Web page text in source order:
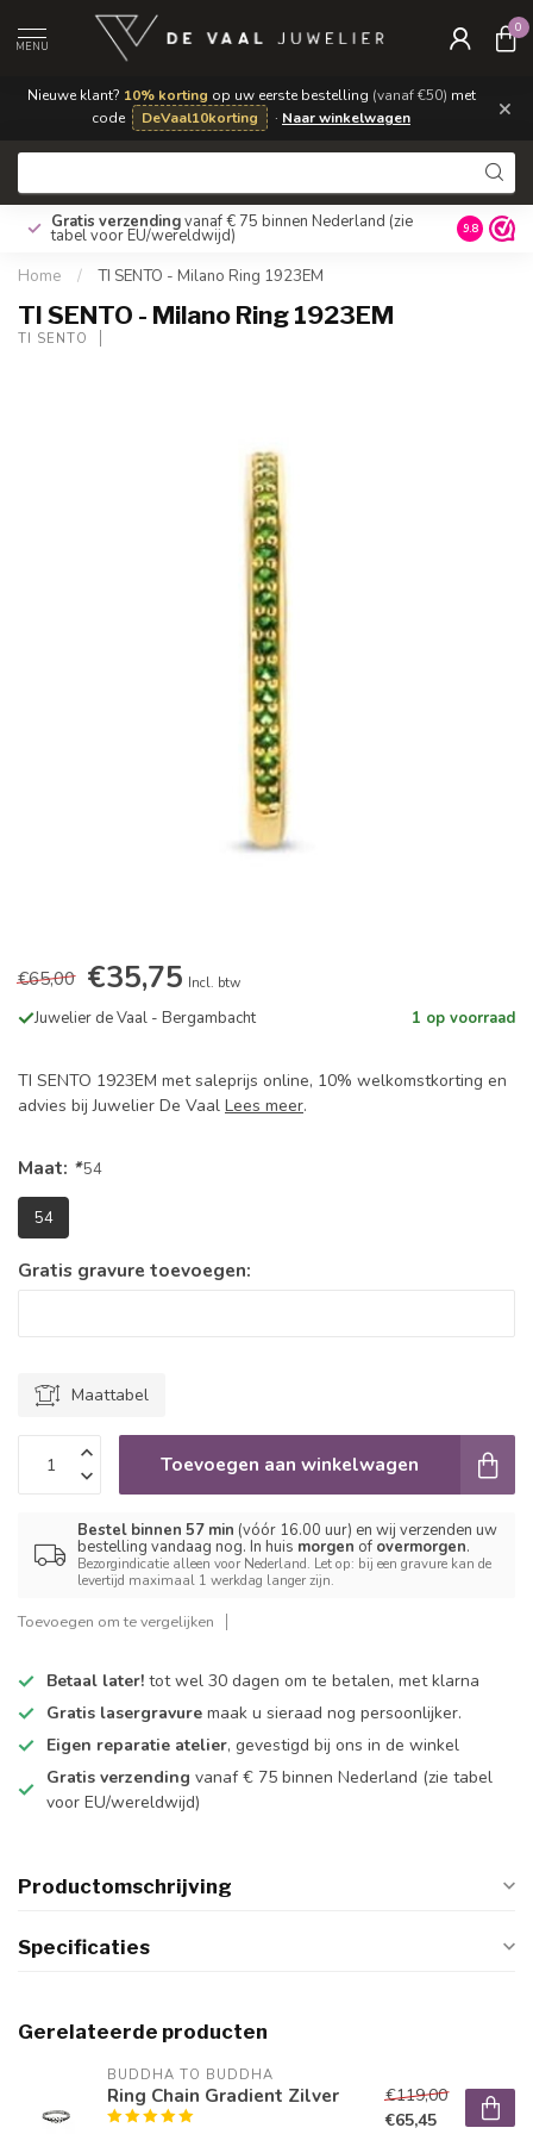
Nieuwe klant? 10% korting op uw eerste bestelling (vanaf €50) met
code
DeVaal10korting · Naar winkelwagen ×
MENU
0
Gratis verzendingvanaf € 75 binnen Nederland (zie
tabel voor EU/wereldwijd) 9.8
Home / TI SENTO - Milano Ring 1923EM
TI SENTO - Milano Ring 1923EM
TI SENTO
€65,00 €35,75 Incl. btw
Juwelier de Vaal - Bergambacht 1 op voorraad
TI SENTO 1923EM met saleprijs online, 10% welkomstkorting en
advies bij Juwelier De Vaal Lees meer.
Maat: *54
54
Gratis gravure toevoegen:
Maattabel
Toevoegen aan winkelwagen
Bestel binnen 57 min (vóór 16.00 uur) en wij verzenden uw
bestelling vandaag nog. In huis morgen of overmorgen.
Bezorgindicatie alleen voor Nederland. Let op: bij een gravure kan de
levertijd maximaal 1 werkdag langer zijn.
Toevoegen om te vergelijken
Betaal later! tot wel 30 dagen om te betalen, met klarna
Gratis lasergravure maak u sieraad nog persoonlijker.
Eigen reparatie atelier, gevestigd bij ons in de winkel
Gratis verzending vanaf € 75 binnen Nederland (zie tabel
voor EU/wereldwijd)
Productomschrijving
Specificaties
Gerelateerde producten
BUDDHA TO BUDDHA
Ring Chain Gradient Zilver
€119,00
€65,45